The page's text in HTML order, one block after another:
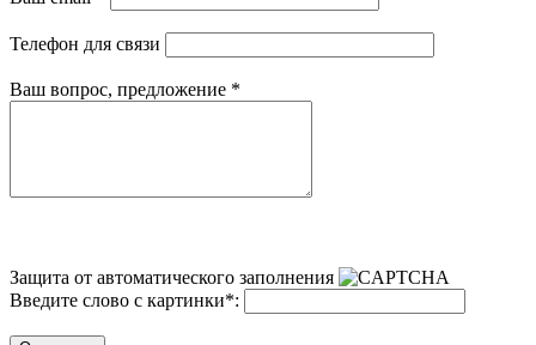
Телефон для связи
Ваш вопрос, предложение *
Защита от автоматического заполнения
Введите слово с картинки*: